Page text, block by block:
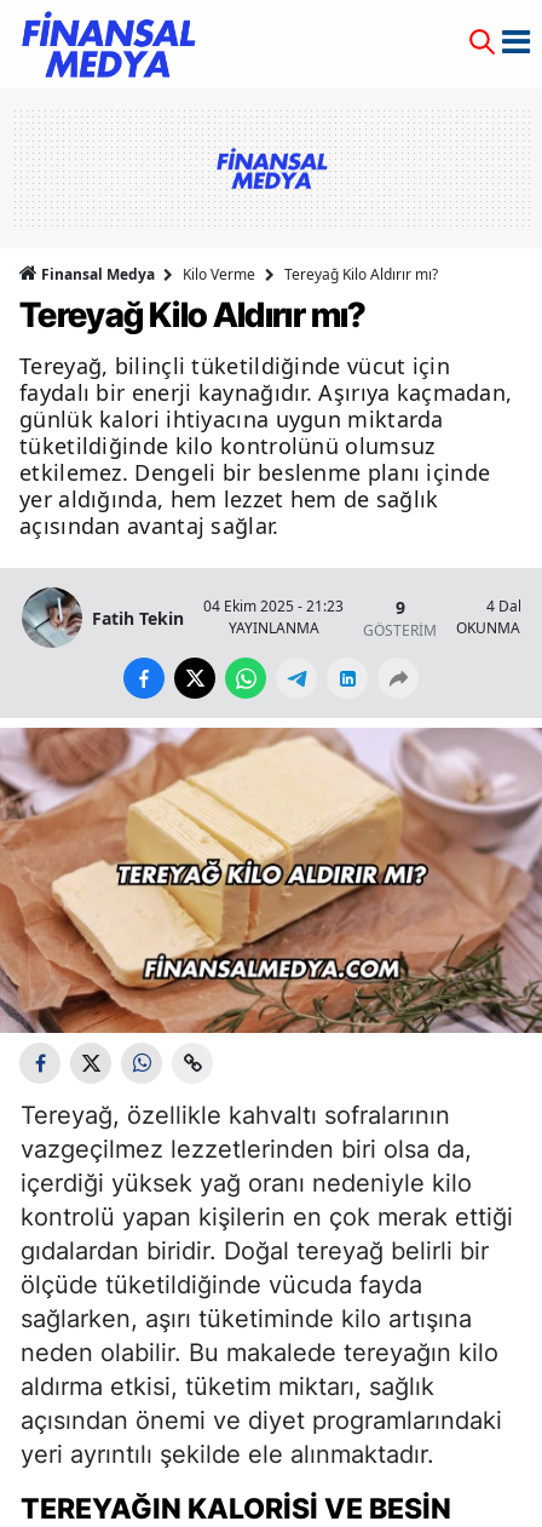
Finansal Medya Kilo Verme Tereyağ Kilo Aldırır mı?
Tereyağ Kilo Aldırır mı?
Tereyağ, bilinçli tüketildiğinde vücut için
faydalı bir enerji kaynağıdır. Aşırıya kaçmadan,
günlük kalori ihtiyacına uygun miktarda
tüketildiğinde kilo kontrolünü olumsuz
etkilemez. Dengeli bir beslenme planı içinde
yer aldığında, hem lezzet hem de sağlık
açısından avantaj sağlar.
Fatih Tekin
04 Ekim 2025 - 21:23
YAYINLANMA
9
GÖSTERİM
4
OKUNMA
Tereyağ, özellikle kahvaltı sofralarının
vazgeçilmez lezzetlerinden biri olsa da,
içerdiği yüksek yağ oranı nedeniyle kilo
kontrolü yapan kişilerin en çok merak ettiği
gıdalardan biridir. Doğal tereyağ belirli bir
ölçüde tüketildiğinde vücuda fayda
sağlarken, aşırı tüketiminde kilo artışına
neden olabilir. Bu makalede tereyağın kilo
aldırma etkisi, tüketim miktarı, sağlık
açısından önemi ve diyet programlarındaki
yeri ayrıntılı şekilde ele alınmaktadır.
TEREYAĞIN KALORISI VE BESIN